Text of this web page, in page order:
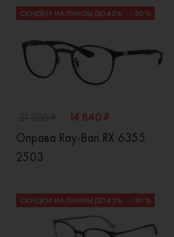
СКИДКИ НА ЛИНЗЫ ДО 45% - 30 %
14 840 ₽
Оправа Ray-Ban RX 6355
2503
СКИДКИ НА ЛИНЗЫ ДО 45% - 30 %